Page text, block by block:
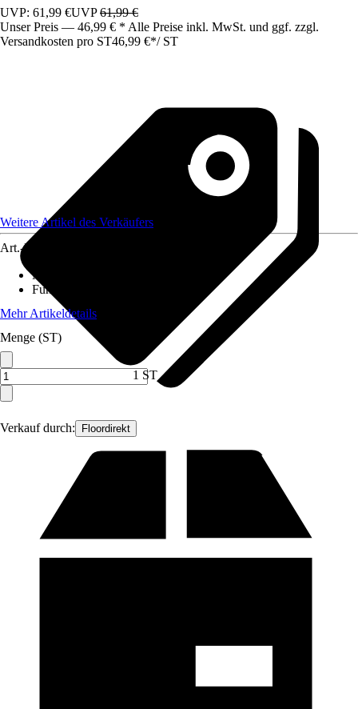
UVP: 61,99 €UVP61,99 €
Unser Preis — 46,99 € * Alle Preise inkl. MwSt. und ggf. zzgl.
Versandkosten pro ST46,99 €*/ ST
Verkauf durch: Floordirekt
Weitere Artikel des Verkäufers
Art.-Nr.
Material Tischplatte
Funktionen
Mehr Artikeldetails
Menge (ST)
1 ST